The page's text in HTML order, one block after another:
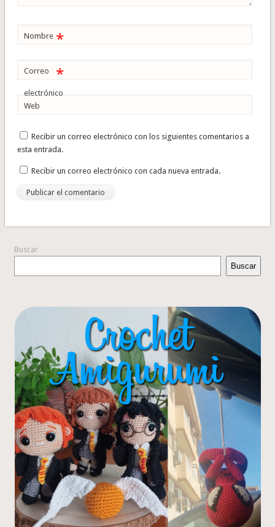
Nombre *
Correo
electrónico
*
Web
Recibir un correo electrónico con los siguientes comentarios a
esta entrada.
Recibir un correo electrónico con cada nueva entrada.
Buscar
Buscar